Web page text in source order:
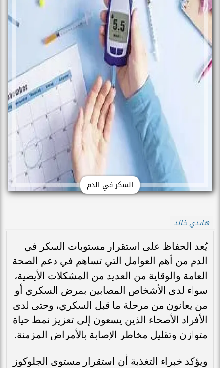
السكر في الدم
هايدي خالد
يُعد الحفاظ على استقرار مستويات السكر في
الدم من أهم العوامل التي تساهم في دعم الصحة
العامة والوقاية من العديد من المشكلات الأيضية،
سواء لدى الأشخاص المصابين بمرض السكري أو
من يعانون من مرحلة ما قبل السكري، وحتى لدى
الأفراد الأصحاء الذين يسعون إلى تعزيز نمط حياة
متوازن وتقليل مخاطر الإصابة بالأمراض المزمنة.
ويؤكد خبراء التغذية أن استقرار مستوى الجلوكوز